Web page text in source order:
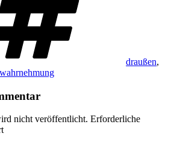
draußen,
nicht veröffentlicht. Erforderliche